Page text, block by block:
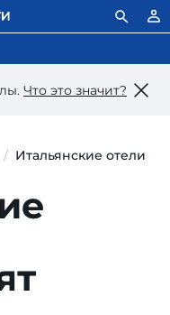
Что это значит?
Итальянские отели